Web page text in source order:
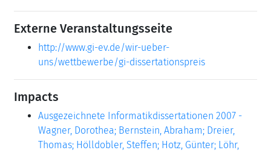
Externe Veranstaltungsseite
http://www.gi-ev.de/wir-ueber-
uns/wettbewerbe/gi-dissertationspreis
Impacts
Ausgezeichnete Informatikdissertationen 2007 -
Wagner, Dorothea; Bernstein, Abraham; Dreier,
Thomas; Hölldobler, Steffen; Hotz, Günter; Löhr,